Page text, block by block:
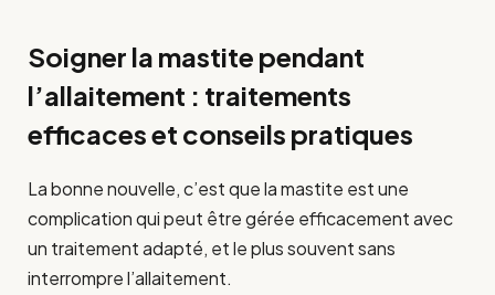
Soigner la mastite pendant
l’allaitement : traitements
efficaces et conseils pratiques
La bonne nouvelle, c’est que la mastite est une
complication qui peut être gérée efficacement avec
un traitement adapté, et le plus souvent sans
interrompre l’allaitement.